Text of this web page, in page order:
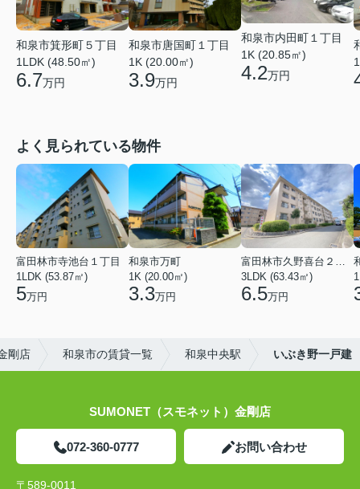
和泉市箕形町５丁目
1LDK (48.50㎡)
6.7万円
和泉市唐国町１丁目
1K (20.00㎡)
3.9万円
和泉市内田町１丁目
1K (20.85㎡)
4.2万円
よく見られている物件
富田林市寺池台１丁目
1LDK (53.87㎡)
5万円
和泉市万町
1K (20.00㎡)
3.3万円
富田林市久野喜台２丁目
3LDK (63.43㎡)
6.5万円
剛店 和泉市の賃貸一覧 和泉中央駅 いぶき野一戸建
SUMONET（スモネット）金剛店
072-360-0777 お問い合わせ
〒589-0011